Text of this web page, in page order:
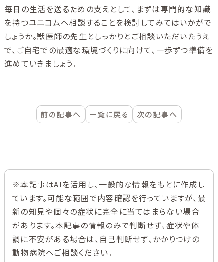
毎日の生活を送るための支えとして、まずは専門的な知識
を持つユニコムへ相談することを検討してみてはいかがで
しょうか。獣医師の先生としっかりとご相談いただいたうえ
で、ご自宅での最適な環境づくりに向けて、一歩ずつ準備を
進めていきましょう。
前の記事へ 一覧に戻る 次の記事へ
※本記事はAIを活用し、一般的な情報をもとに作成し
ています。可能な範囲で内容確認を行っていますが、最
新の知見や個々の症状に完全に当てはまらない場合
があります。本記事の情報のみで判断せず、症状や体
調に不安がある場合は、自己判断せず、かかりつけの
動物病院へご相談ください。